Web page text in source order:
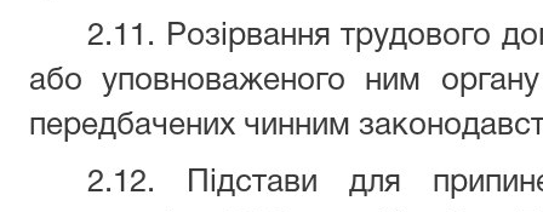
2.11. Розірвання трудового
або уповноваженого ним
передбачених чинним
2.12. Підстави для